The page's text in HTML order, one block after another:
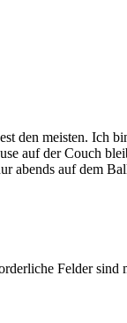
den meisten. Ich
auf der Couch
abends auf dem
Felder sind